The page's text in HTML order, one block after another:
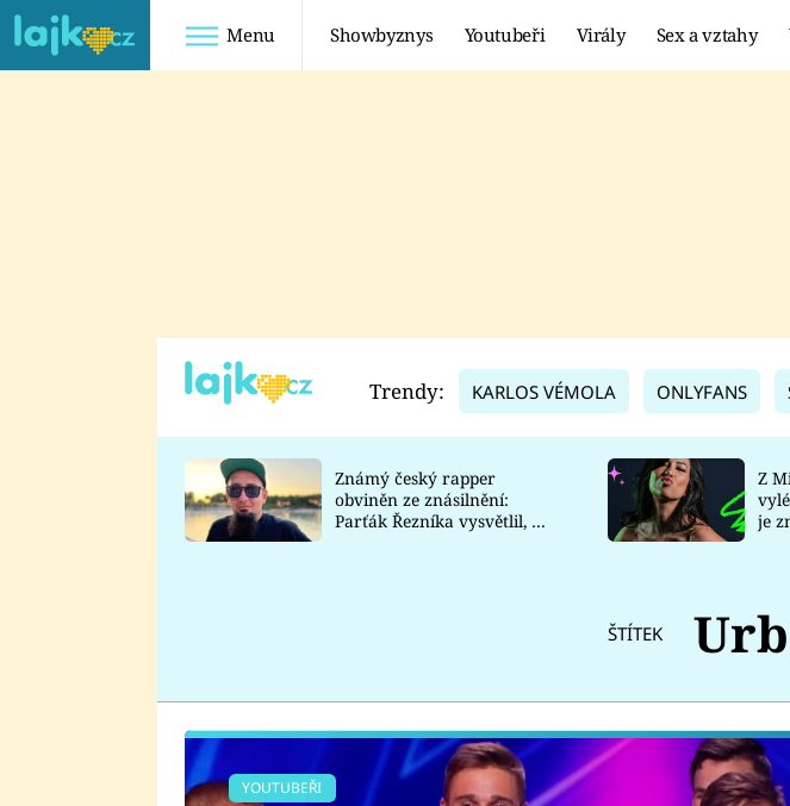
Menu Showbyznys Youtubeři Virály Sex a vztahy
TADEÁŠ KUBĚNKA
DATEL
Trendy: KARLOS VÉMOLA ONLYFANS
Známý český rapper
obviněn ze znásilnění:
Parťák Řezníka vysvětlil, co
Z
je
ŠTÍTEK
YOUTUBEŘI